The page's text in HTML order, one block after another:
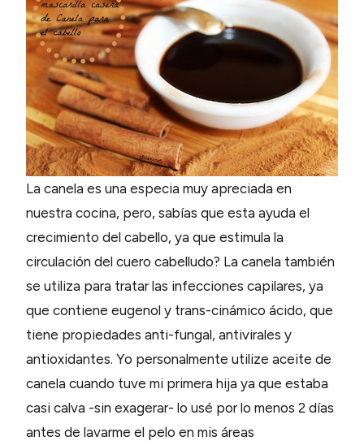
La canela es una especia muy apreciada en
nuestra cocina, pero, sabías que esta ayuda el
crecimiento del cabello, ya que estimula la
circulación del cuero cabelludo? La canela también
se utiliza para tratar las infecciones capilares, ya
que contiene eugenol y trans-cinámico ácido, que
tiene propiedades anti-fungal, antivirales y
antioxidantes. Yo personalmente utilize aceite de
canela cuando tuve mi primera hija ya que estaba
casi calva -sin exagerar- lo usé por lo menos 2 días
antes de lavarme el pelo en mis áreas